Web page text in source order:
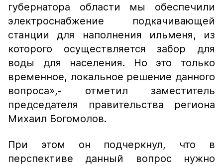
губернатора области мы обеспечили
электроснабжение подкачивающей
станции для наполнения ильменя, из
которого осуществляется забор для
воды для населения. Но это только
временное, локальное решение данного
вопроса»,- отметил заместитель
председателя правительства региона
Михаил Богомолов.
При этом он подчеркнул, что в
перспективе данный вопрос нужно